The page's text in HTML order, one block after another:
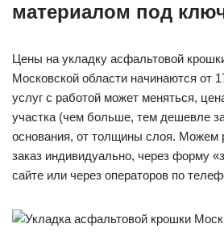
материалом под
Цены на укладку асфальтовой
Московской области начинаются от
услуг с работой может меняться,
участка (чем больше, тем дешевле
основания, от толщины слоя. Можем
заказ индивидуально, через форму
сайте или через операторов по